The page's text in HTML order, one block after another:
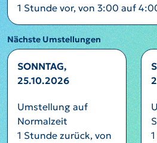
1 Stunde vor, von 3:00 auf
Nächste Umstellungen
SONNTAG,
25.10.2026
Umstellung auf
Normalzeit
1 Stunde zurück, von